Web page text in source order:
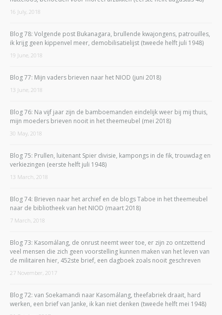
16 July, 2018
Blog 78: Volgende post Bukanagara, brullende kwajongens, patrouilles,
ik krijg geen kippenvel meer, demobilisatielijst (tweede helft juli 1948)
19 June, 2018
Blog 77: Mijn vaders brieven naar het NIOD (juni 2018)
13 June, 2018
Blog 76: Na vijf jaar zijn de bamboemanden eindelijk weer bij mij thuis,
mijn moeders brieven nooit in het theemeubel (mei 2018)
30 May, 2018
Blog 75: Prullen, luitenant Spier divisie, kampongs in de fik, trouwdag en
verkiezingen (eerste helft juli 1948)
13 March, 2018
Blog 74: Brieven naar het archief en de blogs Taboe in het theemeubel
naar de bibliotheek van het NIOD (maart 2018)
7 March, 2018
Blog 73: Kasomálang, de onrust neemt weer toe, er zijn zo ontzettend
veel mensen die zich geen voorstelling kunnen maken van het leven van
de militairen hier, 452ste brief, een dagboek zoals nooit geschreven
27 November, 2017
Blog 72: van Soekamandi naar Kasomálang, theefabriek draait, hard
werken, een brief van Janke, ik kan niet denken (tweede helft mei 1948)